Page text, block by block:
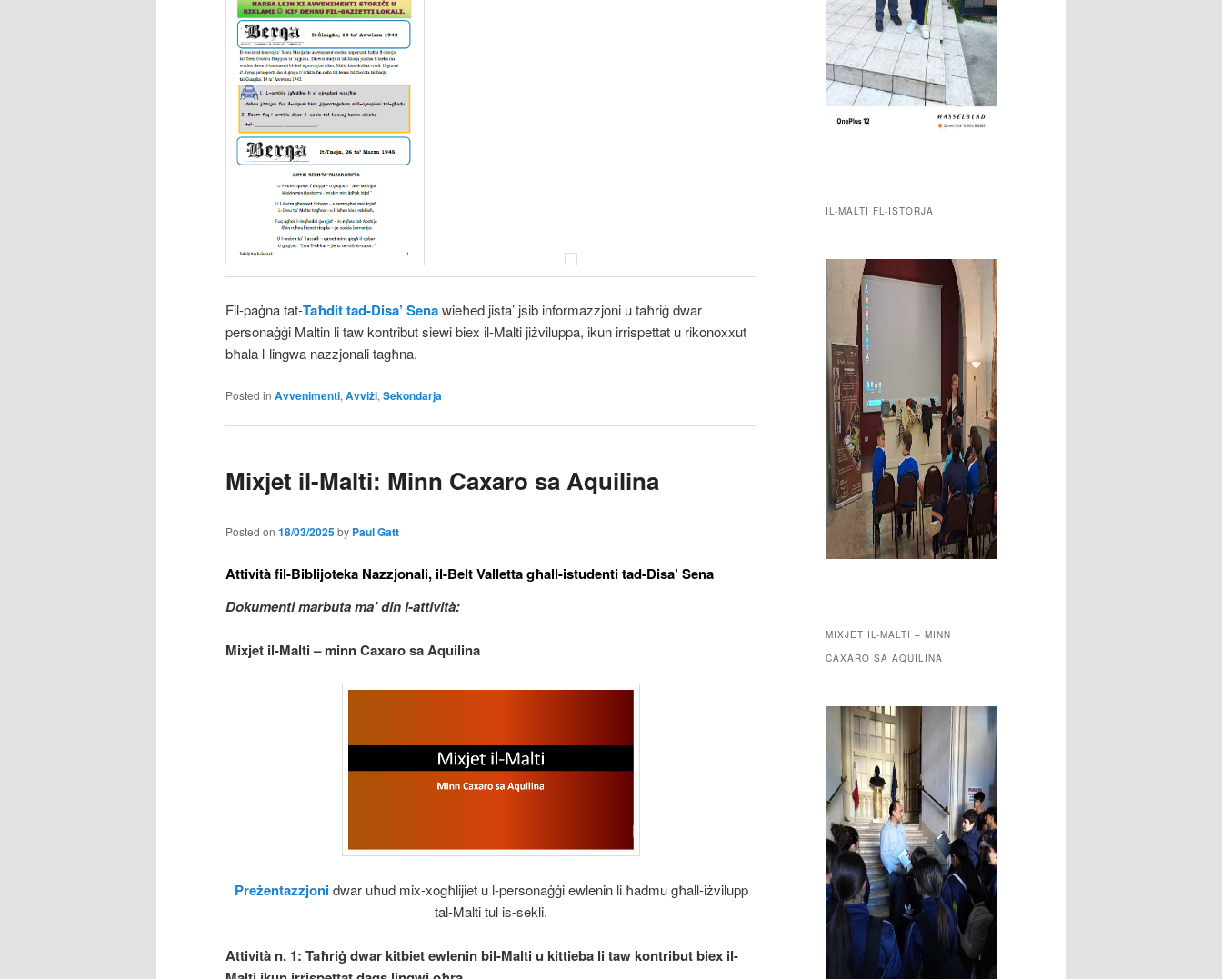
Fil-paġna tat-Taħdit tad-Disa’ Senawieħed jista’ jsib informazzjoni u taħriġ dwar
personaġġi Maltin li taw kontribut siewi biex il-Malti jiżviluppa, ikun irrispettat u rikonoxxut
bħala l-lingwa nazzjonali tagħna.
Posted in Avvenimenti, Avviżi, Sekondarja
Mixjet il-Malti: Minn Caxaro sa Aquilina
Posted on 18/03/2025by Paul Gatt
Attività fil-Biblijoteka Nazzjonali, il-Belt Valletta għall-istudenti tad-Disa’ Sena
Dokumenti marbuta ma’ din l-attività:
Mixjet il-Malti – minn Caxaro sa Aquilina
Preżentazzjoni dwar uħud mix-xogħlijiet u l-personaġġi ewlenin li ħadmu għall-iżvilupp
tal-Malti tul is-sekli.
Attività n. 1: Taħriġ dwar kitbiet ewlenin bil-Malti u kittieba li taw kontribut biex il-
IL-MALTI FL-ISTORJA
MIXJET IL-MALTI – MINN
CAXARO SA AQUILINA